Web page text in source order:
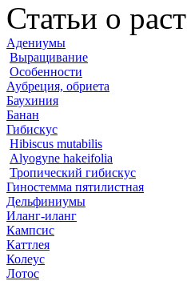
Статьи о
Адениумы
Выращивание
Особенности
Аубреция, обриета
Баухиния
Банан
Гибискус
Hibiscus mutabilis
Alyogyne hakeifolia
Тропический гибискус
Гиностемма пятилистная
Дельфиниумы
Иланг-иланг
Кампсис
Каттлея
Колеус
Лотос